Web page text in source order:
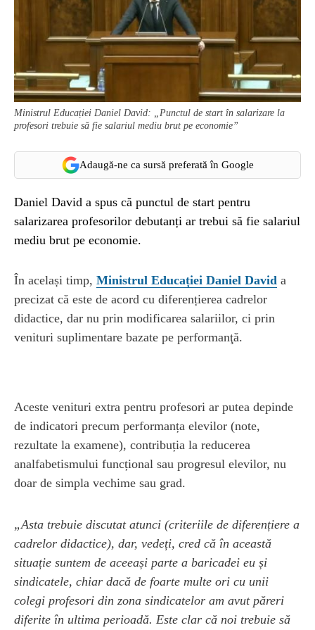
Ministrul Educației Daniel David: „Punctul de start în salarizare la
profesori trebuie să fie salariul mediu brut pe economie”
Adaugă-ne ca sursă preferată în Google
Daniel David a spus că punctul de start pentru
salarizarea profesorilor debutanți ar trebui să fie salariul
mediu brut pe economie.
În același timp, Ministrul Educației Daniel David a
precizat că este de acord cu diferențierea cadrelor
didactice, dar nu prin modificarea salariilor, ci prin
venituri suplimentare bazate pe performanţă.
Aceste venituri extra pentru profesori ar putea depinde
de indicatori precum performanța elevilor (note,
rezultate la examene), contribuția la reducerea
analfabetismului funcțional sau progresul elevilor, nu
doar de simpla vechime sau grad.
„Asta trebuie discutat atunci (criteriile de diferențiere a
cadrelor didactice), dar, vedeți, cred că în această
situație suntem de aceeași parte a baricadei eu și
sindicatele, chiar dacă de foarte multe ori cu unii
colegi profesori din zona sindicatelor am avut păreri
diferite în ultima perioadă. Este clar că noi trebuie să